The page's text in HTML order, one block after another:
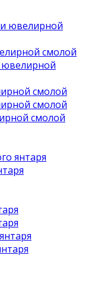
ювелирной
смолой
ювелирной
смолой
смолой
смолой
янтаря